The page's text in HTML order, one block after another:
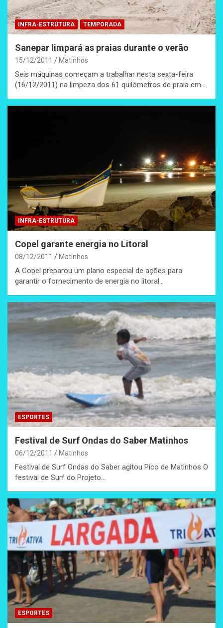
INFRA-ESTRUTURA TEMPORADA
Sanepar limpará as praias durante o verão
15/12/2011 Matinhos
Seis máquinas começam a trabalhar nesta sexta-feira
(16/12/2011) na limpeza dos 61 quilômetros de praia em…
INFRA-ESTRUTURA
Copel garante energia no Litoral
08/12/2011 Matinhos
A Copel preparou um plano especial de ações para
garantir o fornecimento de energia no litoral…
ESPORTES
Festival de Surf Ondas do Saber Matinhos
06/12/2011 Matinhos
Festival de Surf Ondas do Saber agitou Pico de Matinhos O
festival de Surf do Projeto…
ESPORTES